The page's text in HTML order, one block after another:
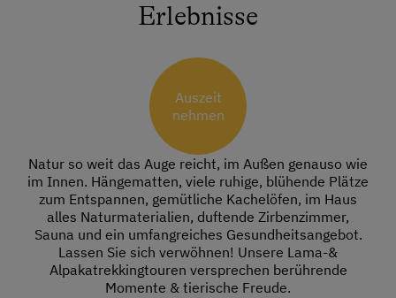
Erlebnisse
Auszeit
nehmen
Natur so weit das Auge reicht, im Außen genauso wie
im Innen. Hängematten, viele ruhige, blühende Plätze
zum Entspannen, gemütliche Kachelöfen, im Haus
alles Naturmaterialien, duftende Zirbenzimmer,
Sauna und ein umfangreiches Gesundheitsangebot.
Lassen Sie sich verwöhnen! Unsere Lama-&
Alpakatrekkingtouren versprechen berührende
Momente & tierische Freude.